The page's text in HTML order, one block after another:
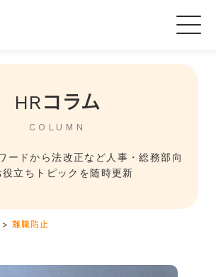
HRコラム
COLUMN
ードから法改正など人事・総務部向
役立ちトピックを随時更新
> 離職防止